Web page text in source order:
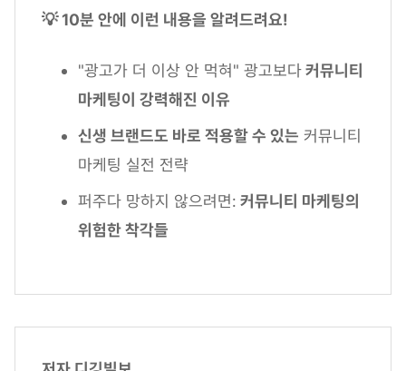
💡 10분 안에 이런 내용을 알려드려요!
"광고가 더 이상 안 먹혀" 광고보다커뮤니티
마케팅이 강력해진 이유
신생 브랜드도 바로 적용할 수 있는 커뮤니티
마케팅 실전 전략
퍼주다 망하지 않으려면: 커뮤니티 마케팅의
위험한 착각들